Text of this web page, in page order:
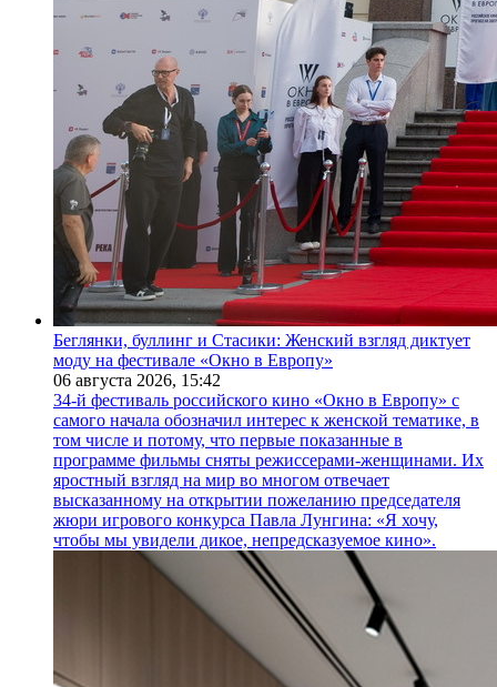
Беглянки, буллинг и Стасики: Женский взгляд диктует
моду на фестивале «Окно в Европу»
06 августа 2026, 15:42
34-й фестиваль российского кино «Окно в Европу» с
самого начала обозначил интерес к женской тематике, в
том числе и потому, что первые показанные в
программе фильмы сняты режиссерами-женщинами. Их
яростный взгляд на мир во многом отвечает
высказанному на открытии пожеланию председателя
жюри игрового конкурса Павла Лунгина: «Я хочу,
чтобы мы увидели дикое, непредсказуемое кино».